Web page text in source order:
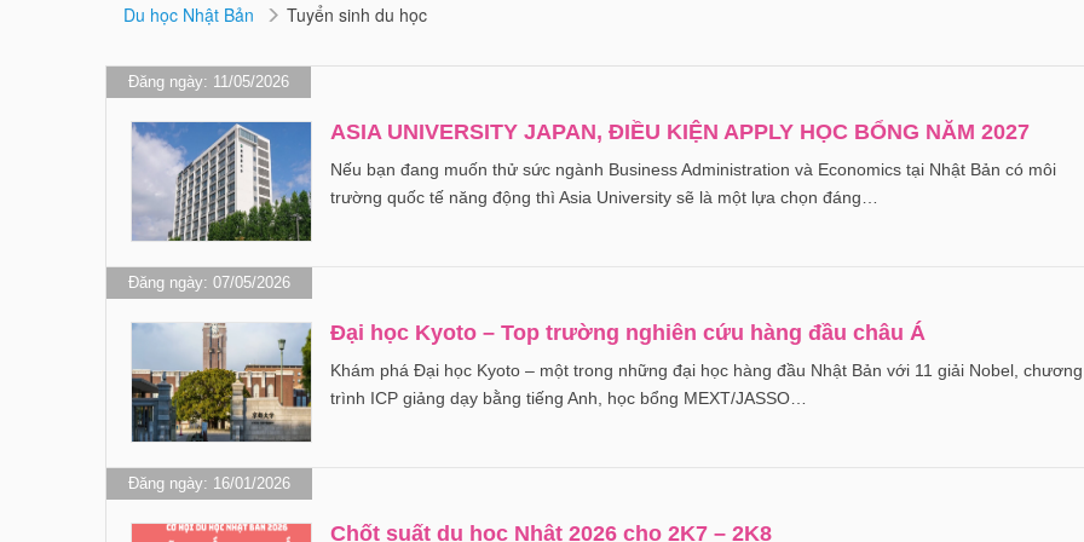
Du học Nhật Bản Tuyển sinh du học
Đăng ngày: 11/05/2026
ASIA UNIVERSITY JAPAN, ĐIỀU KIỆN APPLY HỌC BỔNG NĂM 2027
Nếu bạn đang muốn thử sức ngành Business Administration và Economics tại Nhật Bản có môi
trường quốc tế năng động thì Asia University sẽ là một lựa chọn đáng…
Đăng ngày: 07/05/2026
Đại học Kyoto – Top trường nghiên cứu hàng đầu châu Á
Khám phá Đại học Kyoto – một trong những đại học hàng đầu Nhật Bản với 11 giải Nobel, chương
trình ICP giảng dạy bằng tiếng Anh, học bổng MEXT/JASSO…
Đăng ngày: 16/01/2026
Chốt suất du học Nhật 2026 cho 2K7 – 2K8